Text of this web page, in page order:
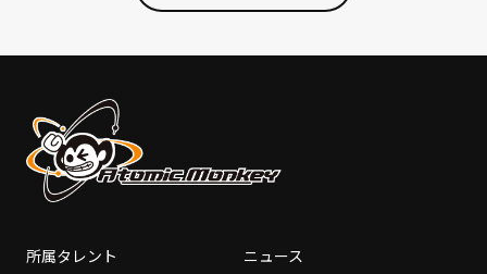
所属タレント ニュース